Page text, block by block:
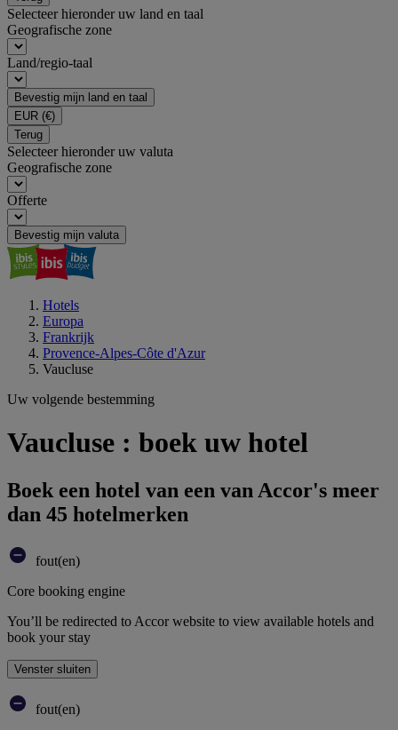
Selecteer hieronder uw land en taal
Geografische zone
Land/regio-taal
Bevestig mijn land en taal
EUR (€)
Terug
Selecteer hieronder uw valuta
Geografische zone
Offerte
Bevestig mijn valuta
Hotels
Europa
Frankrijk
Provence-Alpes-Côte d'Azur
Vaucluse
Uw volgende bestemming
Vaucluse : boek uw hotel
Boek een hotel van een van Accor's meer
dan 45 hotelmerken
fout(en)
Core booking engine
You’ll be redirected to Accor website to view available hotels and
book your stay
Venster sluiten
fout(en)